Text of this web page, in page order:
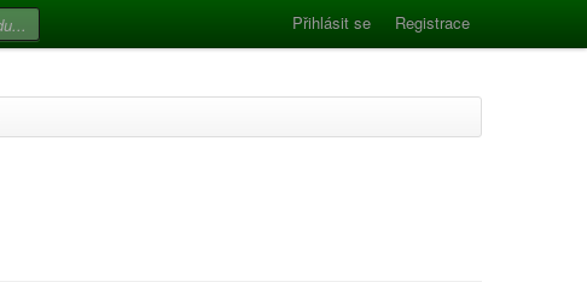
Přihlásit se Registrace